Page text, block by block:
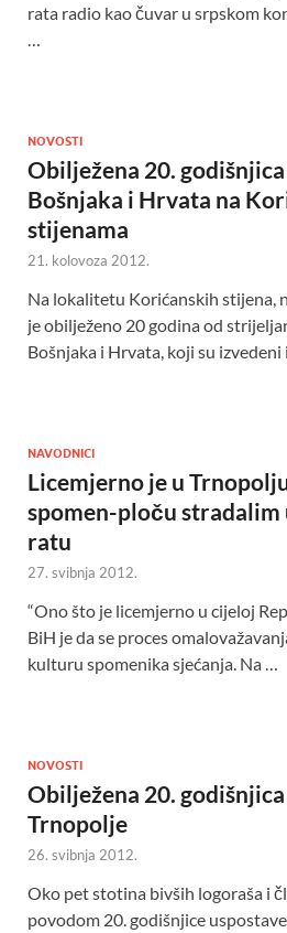
rata radio kao čuvar u srpskom
NOVOSTI
Obilježena 20.
Bošnjaka i Hrvata na
stijenama
21. kolovoza 2012.
Na lokalitetu Korićanskih stijena,
je obilježeno 20 godina od
Bošnjaka i Hrvata, koji su izvedeni
NAVODNICI
Licemjerno je u
spomen-ploču stradalim
ratu
27. svibnja 2012.
“Ono što je licemjerno u cijeloj
BiH je da se proces
kulturu spomenika sjećanja. Na …
NOVOSTI
Obilježena 20.
Trnopolje
26. svibnja 2012.
Oko pet stotina bivših logoraša i
povodom 20. godišnjice